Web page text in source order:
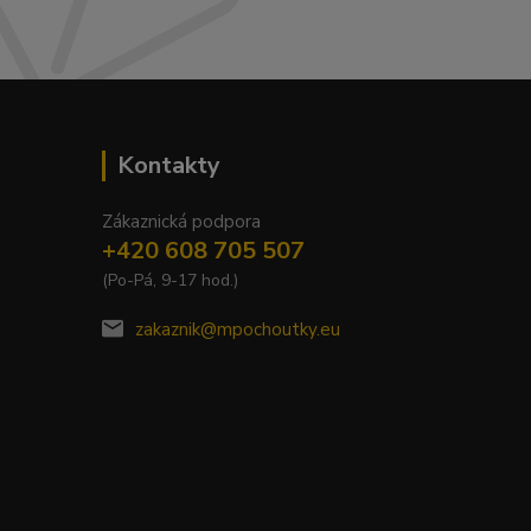
Kontakty
Zákaznická podpora
+420 608 705 507
(Po-Pá, 9-17 hod.)
zakaznik@mpochoutky.eu